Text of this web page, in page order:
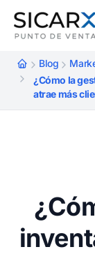
Blog
¿Cómo la
atrae más